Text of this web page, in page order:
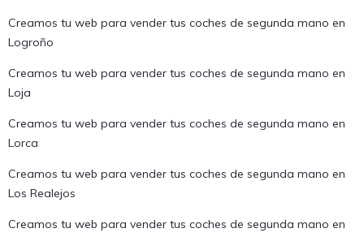
Creamos tu web para vender tus coches de segunda mano en
Logroño
Creamos tu web para vender tus coches de segunda mano en
Loja
Creamos tu web para vender tus coches de segunda mano en
Lorca
Creamos tu web para vender tus coches de segunda mano en
Los Realejos
Creamos tu web para vender tus coches de segunda mano en